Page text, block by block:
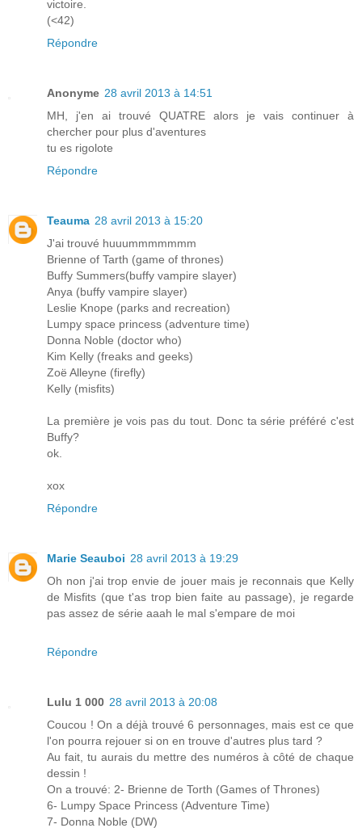
victoire.
(<42)
Répondre
Anonyme 28 avril 2013 à 14:51
MH, j'en ai trouvé QUATRE alors je vais continuer à
chercher pour plus d'aventures
tu es rigolote
Répondre
Teauma 28 avril 2013 à 15:20
J'ai trouvé huuummmmmmm
Brienne of Tarth (game of thrones)
Buffy Summers(buffy vampire slayer)
Anya (buffy vampire slayer)
Leslie Knope (parks and recreation)
Lumpy space princess (adventure time)
Donna Noble (doctor who)
Kim Kelly (freaks and geeks)
Zoë Alleyne (firefly)
Kelly (misfits)
La première je vois pas du tout. Donc ta série préféré c'est
Buffy?
ok.
xox
Répondre
Marie Seauboi 28 avril 2013 à 19:29
Oh non j'ai trop envie de jouer mais je reconnais que Kelly
de Misfits (que t'as trop bien faite au passage), je regarde
pas assez de série aaah le mal s'empare de moi
Répondre
Lulu 1 000 28 avril 2013 à 20:08
Coucou ! On a déjà trouvé 6 personnages, mais est ce que
l'on pourra rejouer si on en trouve d'autres plus tard ?
Au fait, tu aurais du mettre des numéros à côté de chaque
dessin !
On a trouvé: 2- Brienne de Torth (Games of Thrones)
6- Lumpy Space Princess (Adventure Time)
7- Donna Noble (DW)